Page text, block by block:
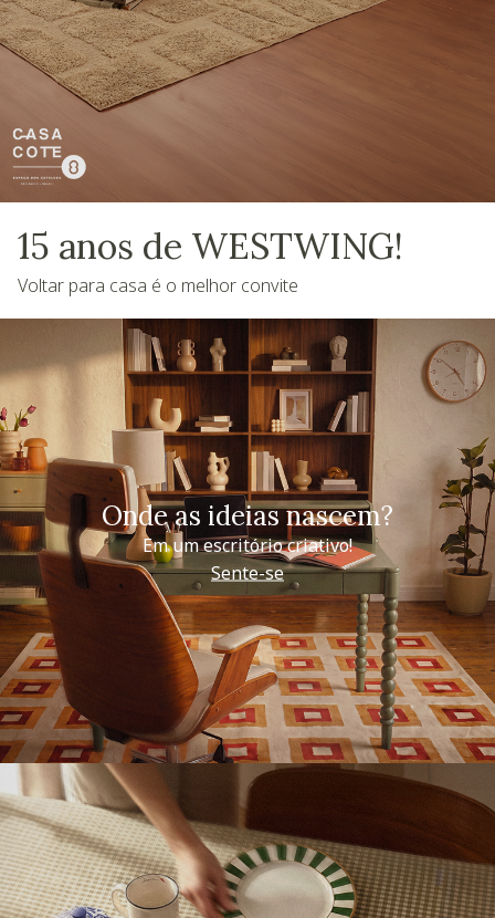
15 anos de WESTWING!
Voltar para casa é o melhor convite
Onde as ideias nascem?
Em um escritório criativo!
Sente-se